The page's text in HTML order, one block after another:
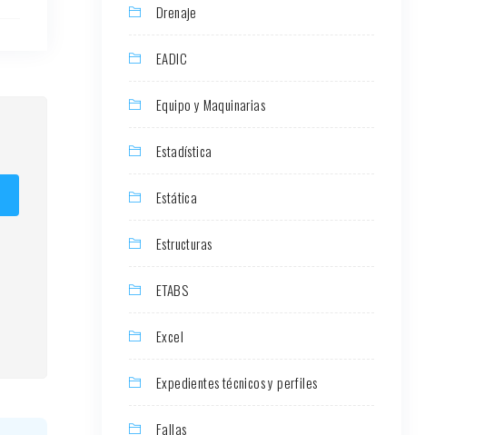
Drenaje
EADIC
Equipo y Maquinarias
Estadística
Estática
Estructuras
ETABS
Excel
Expedientes técnicos y perfiles
Fallas